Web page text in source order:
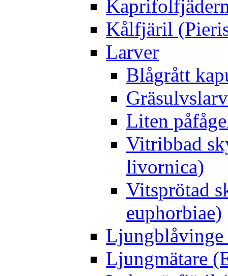
Kålfjäril
Larver
Blågrått
Liten
Vitribbad
livornica)
Vitsprötad
euphorbiae)
Ljungblåvinge
Ljungmätare